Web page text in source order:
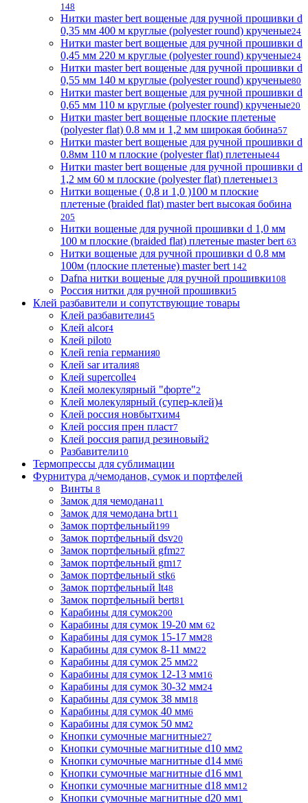
148
Нитки master bert вощеные для ручной прошивки d
0,35 мм 400 м круглые (polyester round) крученые24
Нитки master bert вощеные для ручной прошивки d
0,45 мм 220 м круглые (polyester round) крученые24
Нитки master bert вощеные для ручной прошивки d
0,55 мм 140 м круглые (polyester round) крученые80
Нитки master bert вощеные для ручной прошивки d
0,65 мм 110 м круглые (polyester round) крученые20
Нитки master bert вощеные плоские плетеные
(polyester flat) 0.8 мм и 1,2 мм широкая бобина57
Нитки master bert вощеные для ручной прошивки d
0.8мм 110 м плоские (polyester flat) плетеные44
Нитки master bert вощеные для ручной прошивки d
1,2 мм 60 м плоские (polyester flat) плетеные13
Нитки вощеные ( 0,8 и 1,0 )100 м плоские
плетеные (braided flat) master bert высокая бобина
205
Нитки вощеные для ручной прошивки d 1,0 мм
100 м плоские (braided flat) плетеные master bert 63
Нитки вощеные для ручной прошивки d 0.8 мм
100м (плоские плетеные) master bert 142
Dafna нитки вощеные для ручной прошивки108
Россия нитки для ручной прошивки5
Клей разбавители и сопутствующие товары
Клей разбавители45
Клей alcor4
Клей pilot0
Клей renia германия0
Клей sar италия8
Клей supercolle4
Клей молекулярный "форте"2
Клей молекулярный (супер-клей)4
Клей россия новбытхим4
Клей россия прен пласт7
Клей россия рапид резиновый2
Разбавители10
Термопрессы для сублимации
Фурнитура д/чемоданов, сумок и портфелей
Винты 8
Замок для чемодана11
Замок для чемодана brt11
Замок портфельный199
Замок портфельный dsv20
Замок портфельный gfm27
Замок портфельный gm17
Замок портфельный stk6
Замок портфельный lt48
Замок портфельный bert81
Карабины для сумок200
Карабины для сумок 19-20 мм 62
Карабины для сумок 15-17 мм28
Карабины для сумок 8-11 мм22
Карабины для сумок 25 мм22
Карабины для сумок 12-13 мм16
Карабины для сумок 30-32 мм24
Карабины для сумок 38 мм18
Карабины для сумок 40 мм6
Карабины для сумок 50 мм2
Кнопки сумочные магнитные27
Кнопки сумочные магнитные d10 мм2
Кнопки сумочные магнитные d14 мм6
Кнопки сумочные магнитные d16 мм1
Кнопки сумочные магнитные d18 мм12
Кнопки сумочные магнитные d20 мм1